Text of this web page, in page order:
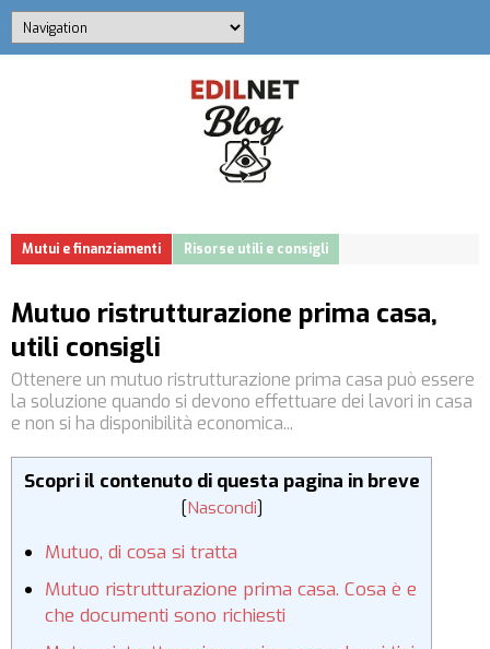
Mutui e finanziamenti Risorse utili e consigli
Mutuo ristrutturazione prima casa,
utili consigli
Ottenere un mutuo ristrutturazione prima casa può essere
la soluzione quando si devono effettuare dei lavori in casa
e non si ha disponibilità economica...
Scopri il contenuto di questa pagina in breve
[Nascondi]
Mutuo, di cosa si tratta
Mutuo ristrutturazione prima casa. Cosa è e
che documenti sono richiesti